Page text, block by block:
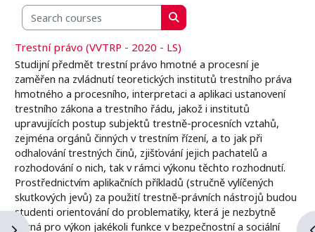
Open block drawer
Search courses
Search courses
Trestní právo (VVTRP - 2020 - LS)
Studijní předmět trestní právo hmotné a procesní je
zaměřen na zvládnutí teoretických institutů trestního práva
hmotného a procesního, interpretaci a aplikaci ustanovení
trestního zákona a trestního řádu, jakož i institutů
upravujících postup subjektů trestně-procesních vztahů,
zejména orgánů činných v trestním řízení, a to jak při
odhalování trestných činů, zjišťování jejich pachatelů a
rozhodování o nich, tak v rámci výkonu těchto rozhodnutí.
Prostřednictvím aplikačních příkladů (stručně vylíčených
skutkových jevů) za použití trestně-právních nástrojů budou
studenti orientování do problematiky, která je nezbytně
nutná pro výkon jakékoli funkce v bezpečnostní a sociální